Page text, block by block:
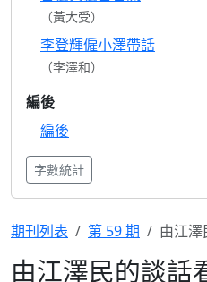
（黃大受）
李登輝僱小澤帶話
（李澤和）
編後
編後
字數統計
期刊列表 第 59 期 由江
由江澤民的談話